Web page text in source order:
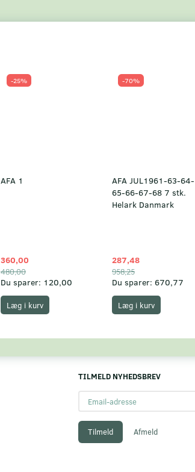
-25%
AFA 1
360,00
480,00
Du sparer: 120,00
Læg i kurv
-70%
AFA JUL1961-63-64-
65-66-67-68 7 stk.
Helark Danmark
287,48
958,25
Du sparer: 670,77
Læg i kurv
TILMELD NYHEDSBREV
adresse
Tilmeld Afmeld